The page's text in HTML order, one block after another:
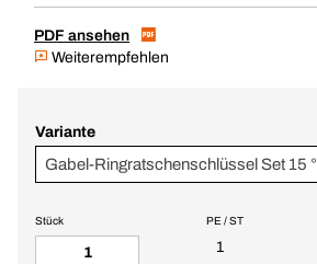
PDF ansehen
Weiterempfehlen
Variante
Gabel-Ringratschenschlüssel Set 15 °
PE / ST
1
Stück